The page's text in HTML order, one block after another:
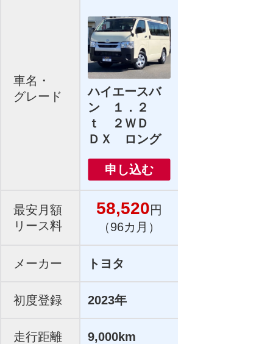
車名・
グレード
ハイエースバ
ン １．２
ｔ ２ＷＤ
ＤＸ ロング
申し込む
最安月額
リース料
58,520円
（96カ月）
メーカー トヨタ
初度登録 2023年
走行距離 9,000km